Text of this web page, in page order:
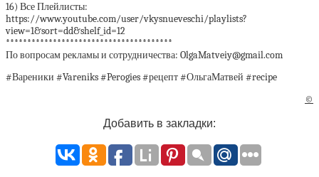
16) Все Плейлисты:
https://www.youtube.com/user/vkysnueveschi/playlists?
view=1&sort=dd&shelf_id=12
***************************************
По вопросам рекламы и сотрудничества: OlgaMatveiy@gmail.com
#Вареники #Vareniks #Perogies #рецепт #ОльгаМатвей #recipe
©
Добавить в закладки: